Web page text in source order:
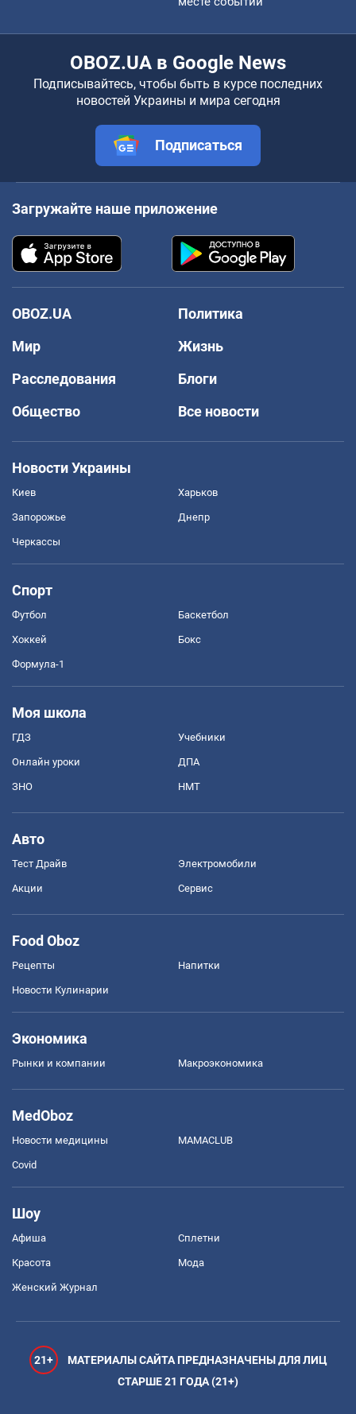
OBOZ.UA в Google News
Подписывайтесь, чтобы быть в курсе последних
новостей Украины и мира сегодня
Подписаться
Загружайте наше приложение
OBOZ.UA
Политика
Мир
Жизнь
Расследования
Блоги
Общество
Все новости
Новости Украины
Киев Харьков
Запорожье Днепр
Черкассы
Спорт
Футбол Баскетбол
Хоккей Бокс
Формула-1
Моя школа
ГДЗ Учебники
Онлайн уроки ДПА
ЗНО НМТ
Авто
Тест Драйв Электромобили
Акции Сервис
Food Oboz
Рецепты Напитки
Новости Кулинарии
Экономика
Рынки и компании Mакроэкономика
MedOboz
Новости медицины MAMACLUB
Covid
Шоу
Афиша Сплетни
Красота Мода
Женский Журнал
21+
МАТЕРИАЛЫ САЙТА ПРЕДНАЗНАЧЕНЫ ДЛЯ ЛИЦ
СТАРШЕ 21 ГОДА (21+)